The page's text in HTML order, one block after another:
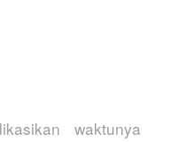
waktunya